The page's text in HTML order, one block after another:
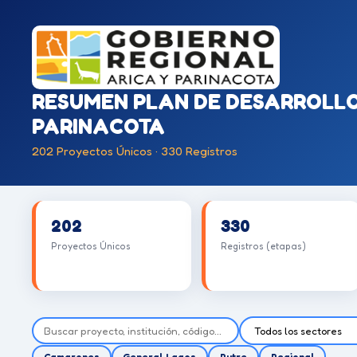
RESUMEN PLAN DE
PARINACOTA
202 Proyectos Únicos · 330 Registros
202
Proyectos Únicos
330
Registros (etapas)